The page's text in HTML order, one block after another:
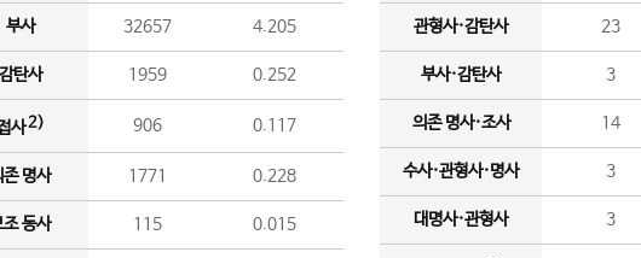
부사 32657 4.205
탄사 1959 0.252
사2) 906 0.117
존 명사 1771 0.228
조 동사 115 0.015
관형사·감탄사 23
부사·감탄사 3
의존 명사·조사 14
수사·관형사·명사 3
대명사·관형사 3